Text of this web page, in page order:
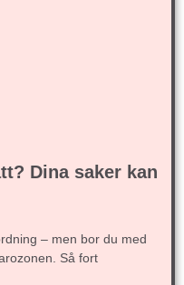
Dina saker kan
– men bor du med
Så fort